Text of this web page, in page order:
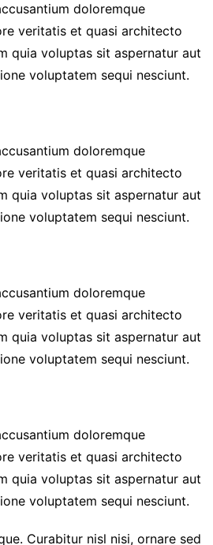
doloremque
veritatis et quasi architecto
quia voluptas sit aspernatur aut
voluptatem sequi nesciunt.
doloremque
veritatis et quasi architecto
quia voluptas sit aspernatur aut
voluptatem sequi nesciunt.
doloremque
veritatis et quasi architecto
quia voluptas sit aspernatur aut
voluptatem sequi nesciunt.
doloremque
veritatis et quasi architecto
quia voluptas sit aspernatur aut
voluptatem sequi nesciunt.
Curabitur nisl nisi, ornare sed